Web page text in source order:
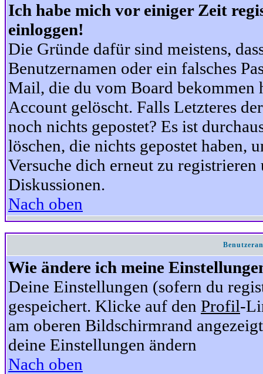
Ich habe mich vor einiger Zeit
einloggen!
Die Gründe dafür sind meistens,
Benutzernamen oder ein falsches
Mail, die du vom Board bekommen
Account gelöscht. Falls Letzteres
noch nichts gepostet? Es ist
löschen, die nichts gepostet haben,
Versuche dich erneut zu
Diskussionen.
Nach oben
Wie ändere ich meine
Deine Einstellungen (sofern du
gespeichert. Klicke auf den Profil-
am oberen Bildschirmrand
deine Einstellungen ändern
Nach oben